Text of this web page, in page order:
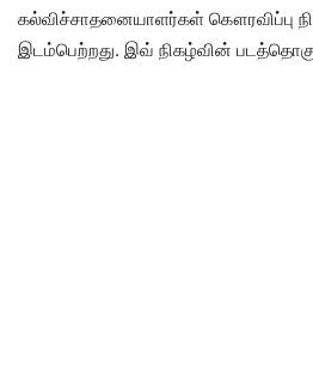
கல்விச்சாதனையாளர்கள் கௌரவிப்பு
இடம்பெற்றது. இவ் நிகழ்வின்